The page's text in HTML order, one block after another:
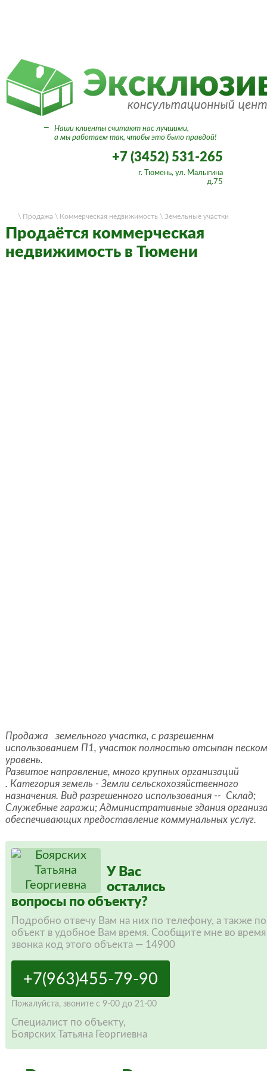
—
Наши клиенты считают нас лучшими,
а мы работаем так, чтобы это было правдой!
+7 (3452) 531-265
г. Тюмень, ул. Малыгина
д.75
\ Продажа \ Коммерческая недвижимость\ Земельные участки
Продаётся коммерческая
недвижимость в Тюмени
Продажа земельного участка, с разрешеннм
использованием П1, участок полностью отсыпан
уровень.
Развитое направление, много крупных организаций
. Категория земель - Земли сельскохозяйственного
назначения. Вид разрешенного использования -- Склад;
Служебные гаражи; Административные здания
обеспечивающих предоставление коммунальных услуг.
У Вас
остались
вопросы по объекту?
Подробно отвечу Вам на них по телефону, а также
объект в удобное Вам время. Сообщите мне во время
звонка код этого объекта — 14900
+7(963)455-79-90
Пожалуйста, звоните с 9-00 до 21-00
Специалист по объекту,
Боярских Татьяна Георгиевна